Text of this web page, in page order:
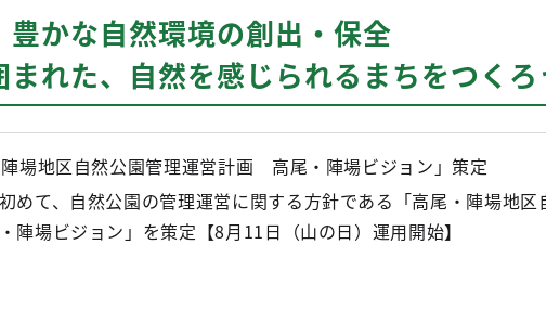
かな自然環境の創出・保全
まれた、自然を感じられるまちをつくろ
場地区自然公園管理運営計画 高尾・陣場ビジョン」策定
めて、自然公園の管理運営に関する方針である「高尾・陣場地区
場ビジョン」を策定【8月11日（山の日）運用開始】